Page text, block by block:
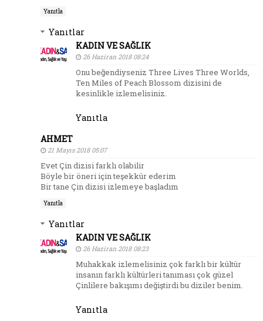
Yanıtla
Yanıtlar
KADIN VE SAĞLIK
26 Haziran 2018 08:24
Onu beğendiyseniz Three Lives Three Worlds,
Ten Miles of Peach Blossom dizisini de
kesinlikle izlemelisiniz.
Yanıtla
AHMET
21 Mayıs 2018 05:07
Evet Çin dizisi farklı olabilir
Böyle bir öneri için teşekkür ederim
Bir tane Çin dizisi izlemeye başladım
Yanıtla
Yanıtlar
KADIN VE SAĞLIK
26 Haziran 2018 08:23
Muhakkak izlemelisiniz çok farklı bir kültür
insanın farklı kültürleri tanıması çok güzel
Çinlilere bakışımı değiştirdi bu diziler benim.
Yanıtla